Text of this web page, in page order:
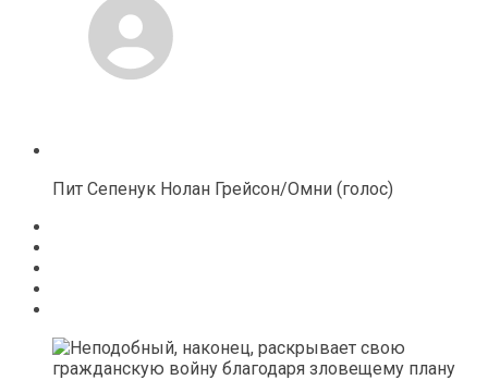
Пит Сепенук Нолан Грейсон/Омни (голос)